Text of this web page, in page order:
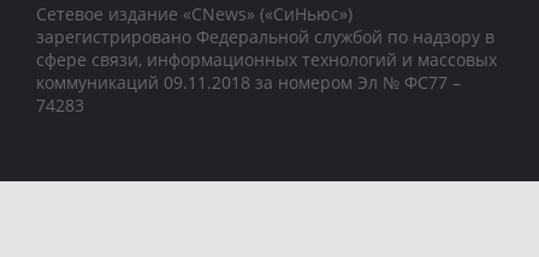
Сетевое издание «CNews» («СиНьюс»)
зарегистрировано Федеральной службой по надзору в
сфере связи, информационных технологий и массовых
коммуникаций 09.11.2018 за номером Эл № ФС77 –
74283